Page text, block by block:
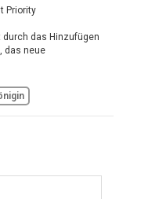
Priority
durch das Hinzufügen
das neue